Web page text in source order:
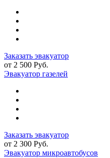
Заказать эвакуатор
от 2 500 Руб.
Эвакуатор газелей
Заказать эвакуатор
от 2 300 Руб.
Эвакуатор микроавтобусов